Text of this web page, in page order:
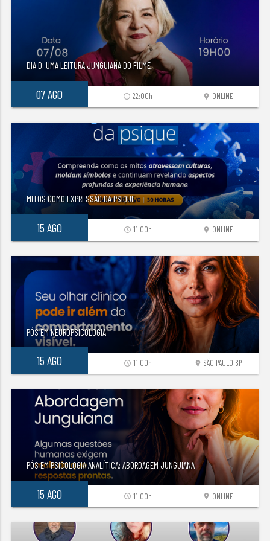
DIA D: UMA LEITURA JUNGUIANA DO FILME
07 AGO location_on ONLINE
access_time 22:00h
MITOS COMO EXPRESSÃO DA PSIQUE
15 AGO location_on ONLINE
access_time 11:00h
PÓS EM NEUROPSICOLOGIA
15 AGO location_on SÃO PAULO-SP
access_time 11:00h
PÓS EM PSICOLOGIA ANALÍTICA: ABORDAGEM JUNGUIANA
15 AGO location_on ONLINE
access_time 11:00h